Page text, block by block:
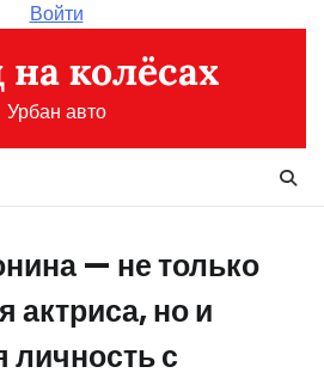
Войти
на колёсах
Урбан авто
— не только
актриса, но и
личность с